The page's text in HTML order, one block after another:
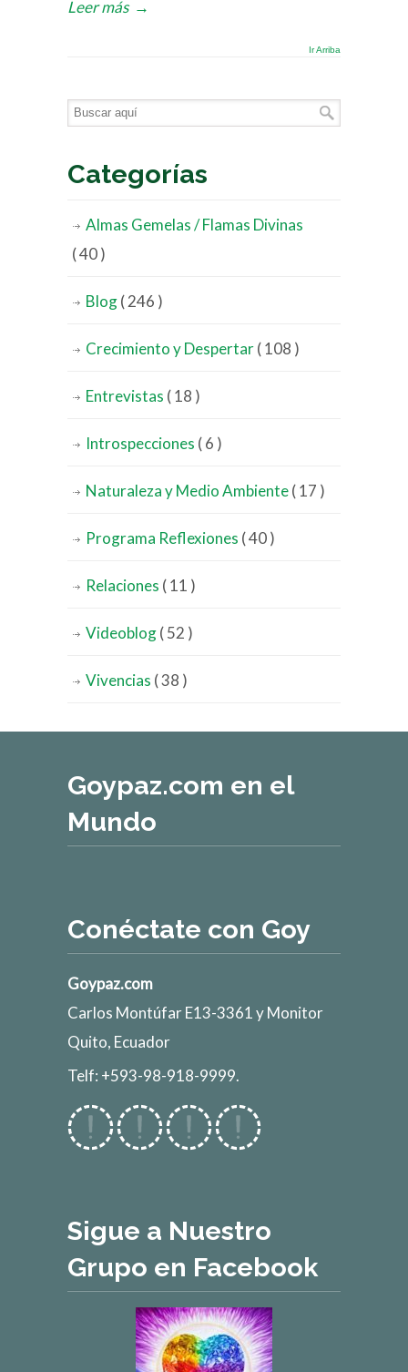
Leer más →
Ir Arriba
Categorías
Almas Gemelas / Flamas Divinas
( 40 )
Blog( 246 )
Crecimiento y Despertar( 108 )
Entrevistas ( 18 )
Introspecciones ( 6 )
Naturaleza y Medio Ambiente( 17 )
Programa Reflexiones ( 40 )
Relaciones ( 11 )
Videoblog( 52 )
Vivencias ( 38 )
Goypaz.com en el
Mundo
Conéctate con Goy
Goypaz.com
Carlos Montúfar E13-3361 y Monitor
Quito, Ecuador
Telf: +593-98-918-9999.
Sigue a Nuestro
Grupo en Facebook